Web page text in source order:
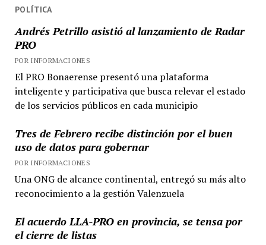
POLÍTICA
Andrés Petrillo asistió al lanzamiento de Radar
PRO
POR INFORMACIONES
El PRO Bonaerense presentó una plataforma
inteligente y participativa que busca relevar el estado
de los servicios públicos en cada municipio
Tres de Febrero recibe distinción por el buen
uso de datos para gobernar
POR INFORMACIONES
Una ONG de alcance continental, entregó su más alto
reconocimiento a la gestión Valenzuela
El acuerdo LLA-PRO en provincia, se tensa por
el cierre de listas